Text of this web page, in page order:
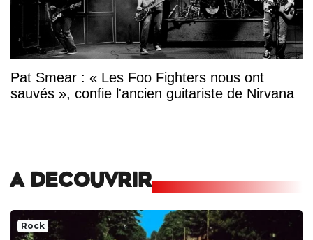
Pat Smear : « Les Foo Fighters nous ont
sauvés », confie l'ancien guitariste de Nirvana
A DECOUVRIR
Rock